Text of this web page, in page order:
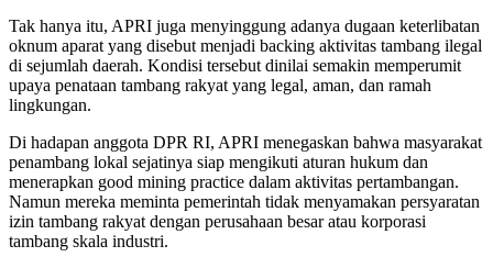
Tak hanya itu, APRI juga menyinggung adanya dugaan keterlibatan
oknum aparat yang disebut menjadi backing aktivitas tambang ilegal
di sejumlah daerah. Kondisi tersebut dinilai semakin memperumit
upaya penataan tambang rakyat yang legal, aman, dan ramah
lingkungan.
Di hadapan anggota DPR RI, APRI menegaskan bahwa masyarakat
penambang lokal sejatinya siap mengikuti aturan hukum dan
menerapkan good mining practice dalam aktivitas pertambangan.
Namun mereka meminta pemerintah tidak menyamakan persyaratan
izin tambang rakyat dengan perusahaan besar atau korporasi
tambang skala industri.